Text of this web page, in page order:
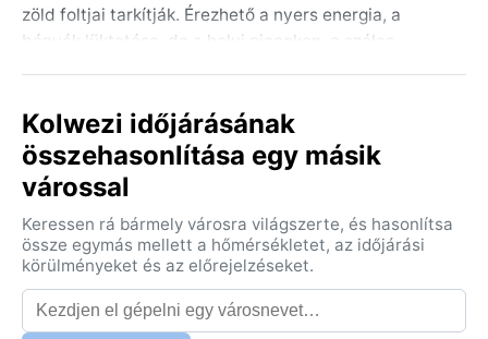
zöld foltjai tarkítják. Érezhető a nyers energia, a
bányák lüktetése, de a helyi piacokon, a széles
a természet érintetlensége és az ipar nyomai különös
párost alkotnak. A szubtrópusi hegyvidéki éghajlat
(Köppen: Cwb) határozza meg a mindennapokat,
enyhébb hőmérsékletet kínálva, mint a kongói
medence alacsonyabban fekvő területei.
A nyár, ami novembertől márciusig tart, meleg és
csapadékos: a napi maximumok 26–28 Celsius-fok
körül alakulnak, de a magas páratartalom és az esti,
Kolwezi időjárásának
összehasonlítása egy másik
várossal
Keressen rá bármely városra világszerte, és hasonlítsa
össze egymás mellett a hőmérsékletet, az időjárási
körülményeket és az előrejelzéseket.